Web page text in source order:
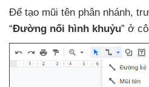
Để tạo mũi tên phân nhánh,
“Đường nối hình khuỷu” ở